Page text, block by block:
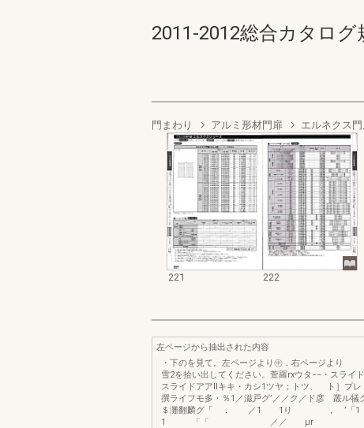
2011-2012総合カタログ
門まわり アルミ形材門扉 エルネクス
221 222
左ページから抽出された内容
・下のを見て。左ページより㊥．右ページ
雪2を拾い出してください。萱羅rxウタ−−・スライ
スライドアアllキキ・カシ1ツヤ；トツ、 ト］プレ
撰ライフモ多・％1／滋戸グ’／／ク／ド彦 叢ル犠
＄灘翻麟グ「 ． ／1 1り ， ’
1 「「 ／／ μr